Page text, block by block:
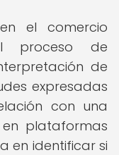
el comercio
proceso de
de
expresadas
con una
plataformas
en identificar si